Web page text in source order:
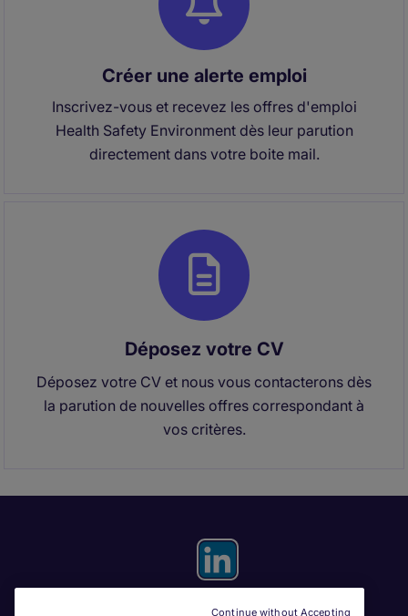
Créer une alerte emploi
Inscrivez-vous et recevez les offres d'emploi
Health Safety Environment dès leur parution
directement dans votre boite mail.
Déposez votre CV
Déposez votre CV et nous vous contacterons dès
la parution de nouvelles offres correspondant à
vos critères.
Continue without Accepting